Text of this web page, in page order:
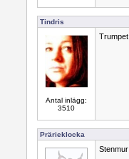
Tindris
Antal inlägg:
3510
Trumpet
Prärieklocka
Stenmur